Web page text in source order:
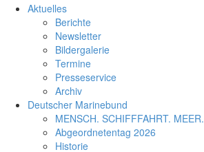
Aktuelles
Berichte
Newsletter
Bildergalerie
Termine
Presseservice
Archiv
Deutscher Marinebund
MENSCH. SCHIFFFAHRT. MEER.
Abgeordnetentag 2026
Historie